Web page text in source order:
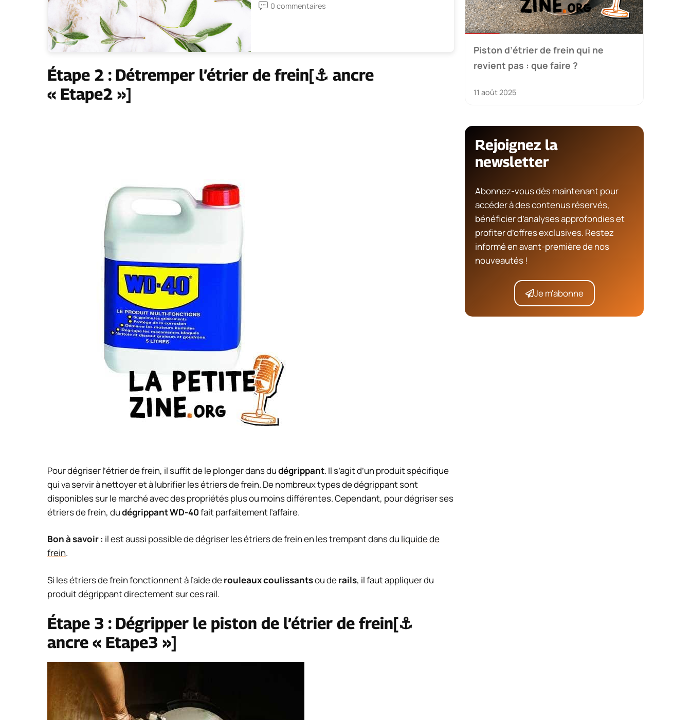
0 commentaires
Étape 2 : Détremper l’étrier de frein[⚓ ancre
« Etape2 »]
Pour dégriser l’étrier de frein, il suffit de le plonger dans dudégrippant. Il s’agit d’un produit spécifique
qui va servir à nettoyer et à lubrifier les étriers de frein. De nombreux types de dégrippant sont
disponibles sur le marché avec des propriétés plus ou moins différentes. Cependant, pour dégriser ses
étriers de frein, dudégrippant WD-40fait parfaitement l’affaire.
Bon à savoir : il est aussi possible de dégriser les étriers de frein en les trempant dans du liquide de
frein.
Si les étriers de frein fonctionnent à l’aide derouleaux coulissantsou derails, il faut appliquer du
produit dégrippant directement sur ces rail.
Étape 3 : Dégripper le piston de l’étrier de frein[⚓
ancre « Etape3 »]
Piston d’étrier de frein qui ne
revient pas : que faire ?
11 août 2025
Rejoignez la
newsletter
Abonnez-vous dès maintenant pour
accéder à des contenus réservés,
bénéficier d’analyses approfondies et
profiter d’offres exclusives. Restez
informé en avant-première de nos
nouveautés !
Je m'abonne